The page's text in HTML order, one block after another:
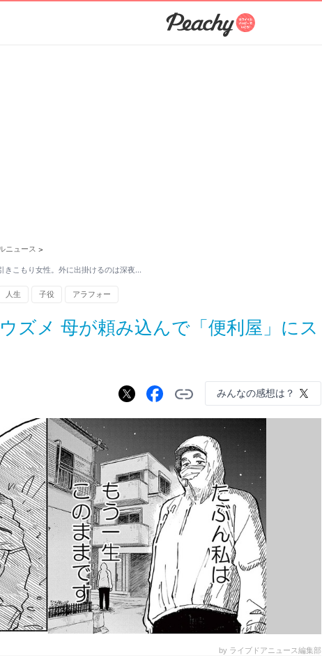
ニュース >
きこもり女性。外に出掛けるのは深夜…
人生 子役 アラフォー
ズメ 母が頼み込んで「便利屋」にス
みんなの感想は？
by ライブドアニュース編集部